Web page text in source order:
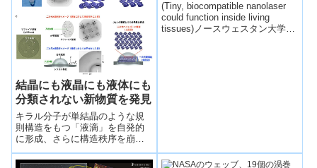
結晶にも液晶にも液体にも
分類されない新物質を発見
キラル分子が単結晶のような規
則構造をもつ「液滴」を自発的
に形成、さらに構造秩序を崩さ
ずに一方向に回転しながら流れ
る現象を発見した。
(Tiny, biocompatible nanolaser
could function inside living
tissues)ノースウェスタン大学と